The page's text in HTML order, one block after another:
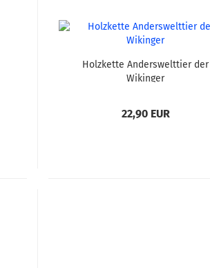
Holzkette Anderswelttier der
Wikinger
22,90 EUR